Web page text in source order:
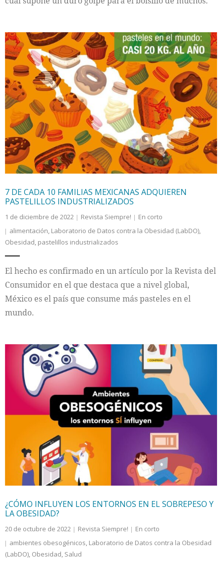
7 DE CADA 10 FAMILIAS MEXICANAS ADQUIEREN
PASTELILLOS INDUSTRIALIZADOS
1 de diciembre de 2022 Revista Siempre!
En corto
alimentación, Laboratorio de Datos contra la Obesidad (LabDO),
Obesidad, pastelillos industrializados
El hecho es confirmado en un artículo por la Revista del
Consumidor en el que destaca que a nivel global,
México es el país que consume más pasteles en el
mundo.
¿CÓMO INFLUYEN LOS ENTORNOS EN EL SOBREPESO Y
LA OBESIDAD?
20 de octubre de 2022 Revista Siempre!
En corto
ambientes obesogénicos, Laboratorio de Datos contra la Obesidad
(LabDO), Obesidad, Salud